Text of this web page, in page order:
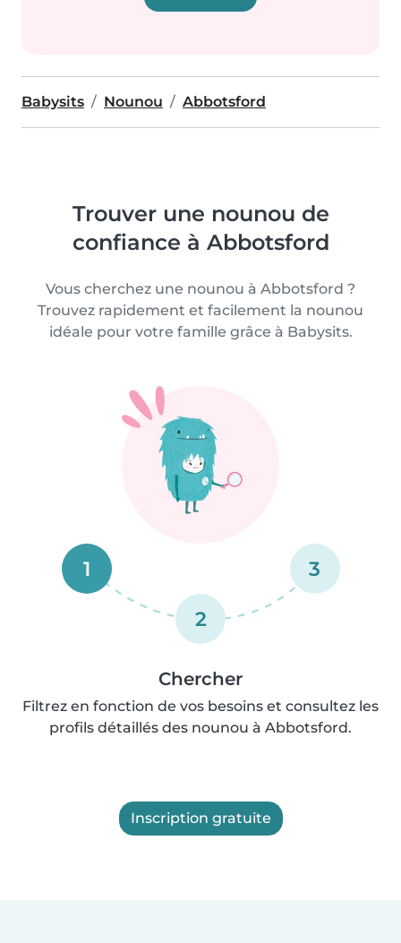
Babysits Nounou Abbotsford
Trouver une nounou de
confiance à Abbotsford
Vous cherchez une nounou à Abbotsford ?
Trouvez rapidement et facilement la nounou
idéale pour votre famille grâce à Babysits.
1
2
3
Chercher
Filtrez en fonction de vos besoins et consultez les
profils détaillés des nounou à Abbotsford.
Inscription gratuite